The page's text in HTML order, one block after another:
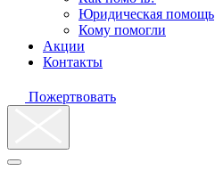
Юридическая помощь
Кому помогли
Акции
Контакты
Пожертвовать